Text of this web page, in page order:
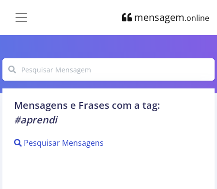
mensagem.online
Mensagens e Frases com a tag:
#aprendi
Pesquisar Mensagens